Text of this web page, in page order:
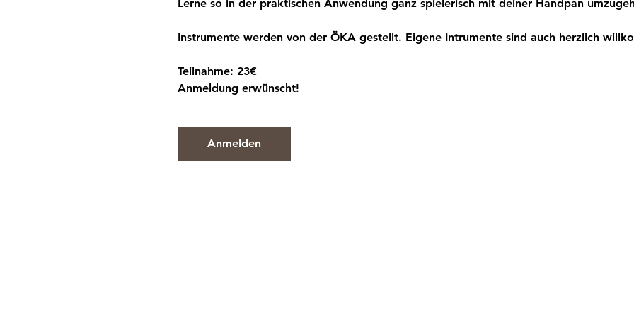
Lerne so in der praktischen Anwendung ganz spielerisch mit deiner Handpan
Instrumente werden von der ÖKA gestellt. Eigene Intrumente sind auch herzlich
Teilnahme: 23€
Anmeldung erwünscht!
Anmelden